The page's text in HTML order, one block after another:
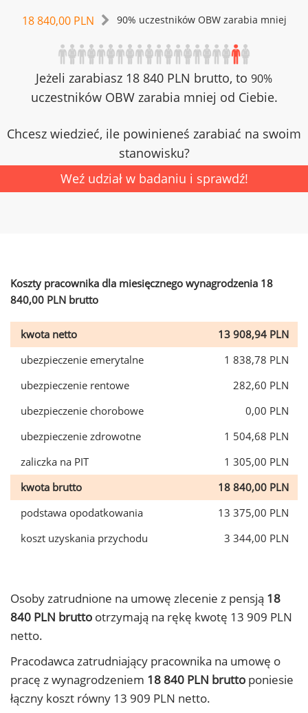
18 840,00 PLN 90% uczestników OBW zarabia mniej
Jeżeli zarabiasz 18 840 PLN brutto, to 90%
uczestników OBW zarabia mniej od Ciebie.
Chcesz wiedzieć, ile powinieneś zarabiać na swoim
stanowisku?
Weź udział w badaniu i sprawdź!
Koszty pracownika dla miesięcznego wynagrodzenia 18
840,00 PLN brutto
kwota netto
13 908,94 PLN
ubezpieczenie emerytalne
1 838,78 PLN
ubezpieczenie rentowe
282,60 PLN
ubezpieczenie chorobowe
0,00 PLN
ubezpieczenie zdrowotne
1 504,68 PLN
zaliczka na PIT
1 305,00 PLN
kwota brutto
18 840,00 PLN
podstawa opodatkowania
13 375,00 PLN
koszt uzyskania przychodu
3 344,00 PLN
Osoby zatrudnione na umowę zlecenie z pensją 18
840 PLN brutto otrzymają na rękę kwotę 13 909 PLN
netto.
Pracodawca zatrudniający pracownika na umowę o
pracę z wynagrodzeniem 18 840 PLN brutto poniesie
łączny koszt równy 13 909 PLN netto.